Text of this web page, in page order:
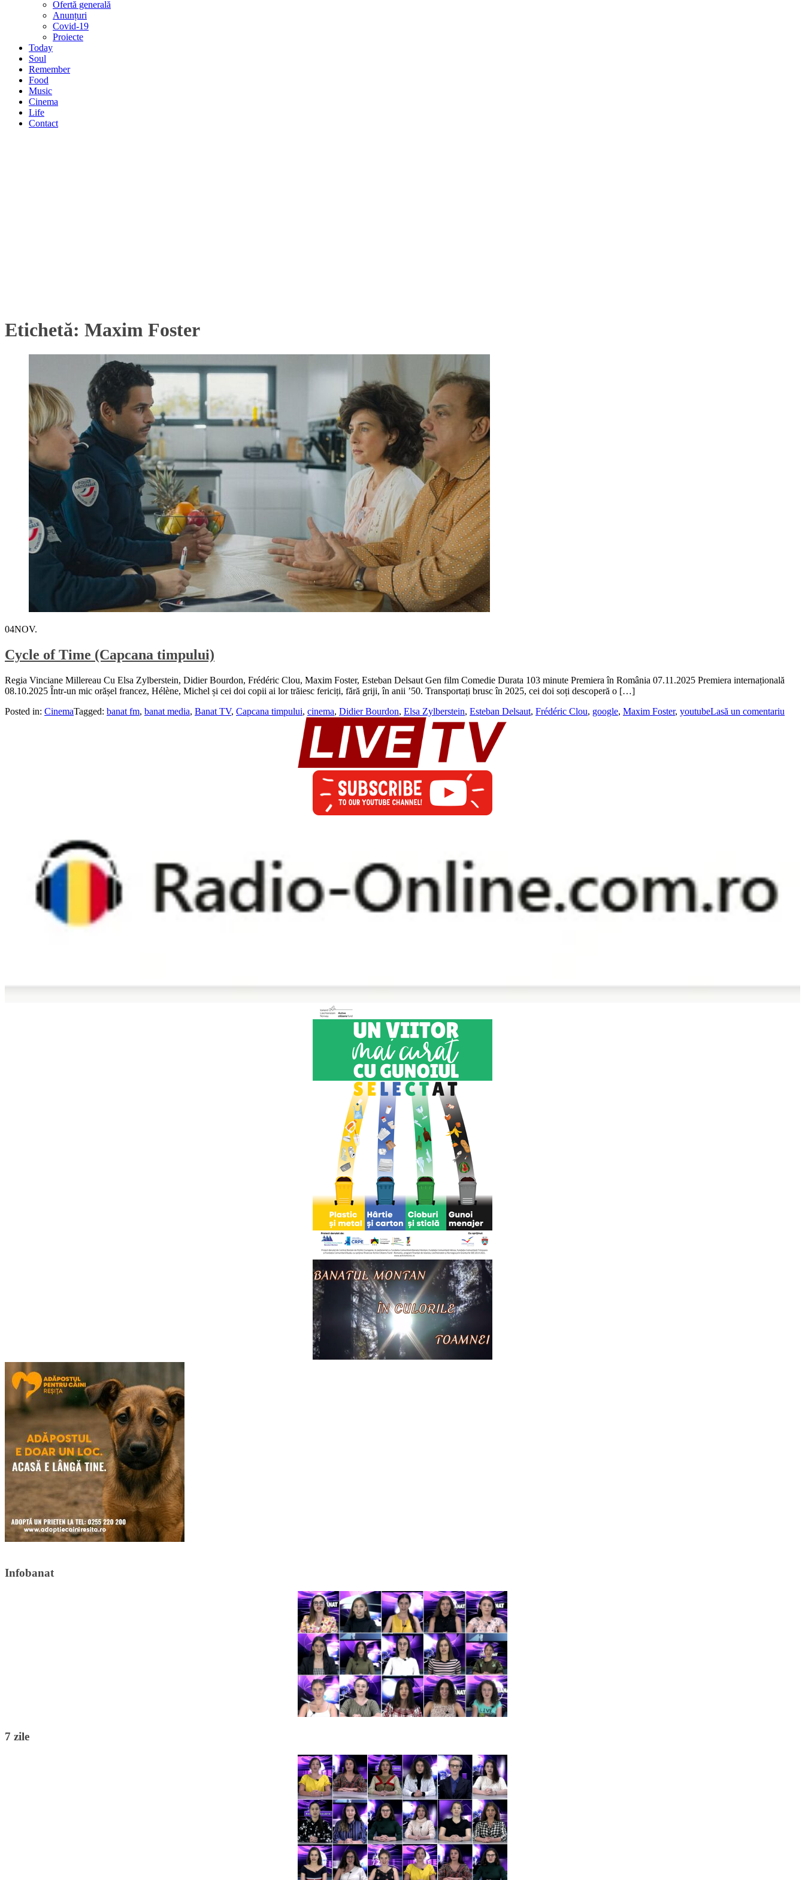
Ofertă generală
Anunțuri
Covid-19
Proiecte
Today
Soul
Remember
Food
Music
Cinema
Life
Contact
Etichetă: Maxim Foster
04NOV.
Cycle of Time (Capcana timpului)
Regia Vinciane Millereau Cu Elsa Zylberstein, Didier Bourdon, Frédéric Clou, Maxim Foster, Esteban Delsaut Gen film Comedie Durata 103 minute Premiera în România 07.11.2025 Premiera internațională
08.10.2025 Într-un mic orășel francez, Hélène, Michel și cei doi copii ai lor trăiesc fericiți, fără griji, în anii ’50. Transportați brusc în 2025, cei doi soți descoperă o […]
Posted in: CinemaTagged: banat fm, banat media, Banat TV, Capcana timpului, cinema, Didier Bourdon, Elsa Zylberstein, Esteban Delsaut, Frédéric Clou, google, Maxim Foster, youtubeLasă un comentariu
Infobanat
7 zile